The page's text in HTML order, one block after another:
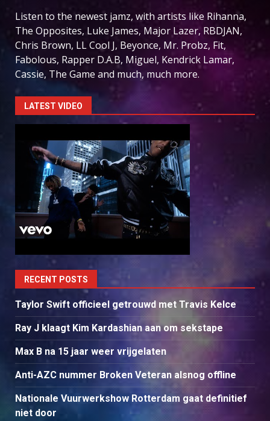
Listen to the newest jamz, with artists like Rihanna,
The Opposites, Luke James, Major Lazer, RBDJAN,
Chris Brown, LL Cool J, Beyonce, Mr. Probz, Fit,
Fabolous, Rapper D.A.B, Miguel, Kendrick Lamar,
Cassie, The Game and much, much more.
LATEST VIDEO
RECENT POSTS
Taylor Swift officieel getrouwd met Travis Kelce
Ray J klaagt Kim Kardashian aan om sekstape
Max B na 15 jaar weer vrijgelaten
Anti-AZC nummer Broken Veteran alsnog offline
Nationale Vuurwerkshow Rotterdam gaat definitief
niet door